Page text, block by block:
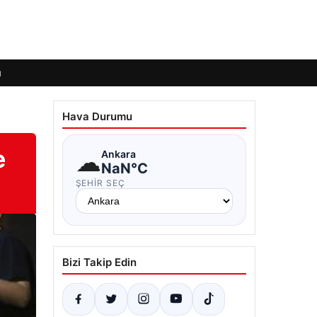
Hava Durumu
☁Ankara
NaN°C
ŞEHIR SEÇ
Bizi Takip Edin